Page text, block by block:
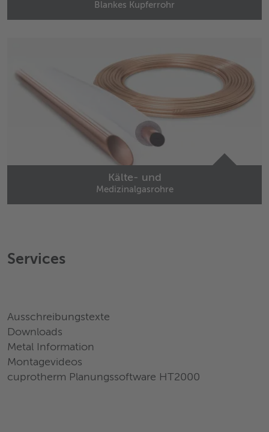
Blankes Kupferrohr
Kälte- und
Medizinalgasrohre
Services
Ausschreibungstexte
Downloads
Metal Information
Montagevideos
cuprotherm Planungssoftware HT2000